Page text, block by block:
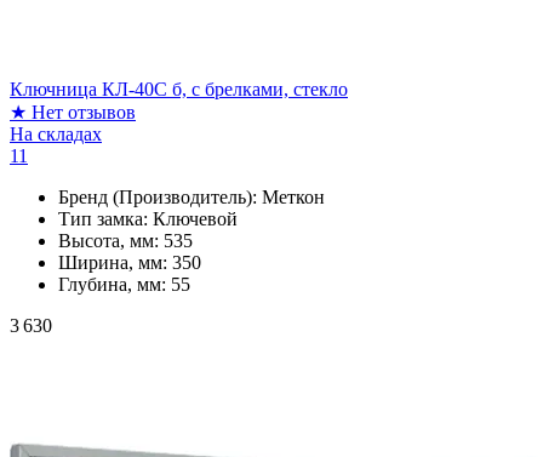
Ключница КЛ-40С б, с брелками, стекло
★ Нет отзывов
На складах
11
Бренд (Производитель): Меткон
Тип замка: Ключевой
Высота, мм: 535
Ширина, мм: 350
Глубина, мм: 55
3 630